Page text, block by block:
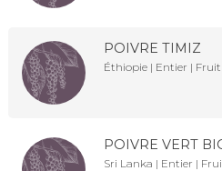
POIVRE TIMIZ
Éthiopie | Entier | Fruit
POIVRE VERT
Sri Lanka | Entier |